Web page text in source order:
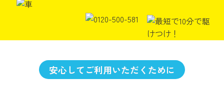
安心してご利用いただくために